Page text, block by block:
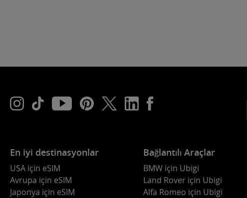
En iyi destinasyonlar
USA için eSIM
Avrupa için eSIM
Japonya için eSIM
Bağlantılı Araçlar
BMW için Ubigi
Land Rover için Ubigi
Alfa Romeo için Ubigi